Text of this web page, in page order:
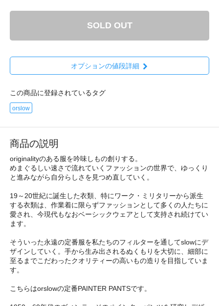
SOLD OUT
オプションの値段詳細
この商品に登録されているタグ
orslow
商品の説明
originalityのある服を吟味しもの創りする。
めまぐるしい速さで流れていくファッションの世界で、ゆっくり
と進みながら自分らしさを見つめ直していく。
19～20世紀に誕生した衣類、特にワーク・ミリタリーから派生
する衣類は、作業着に限らずファッションとして多くの人たちに
愛され、今現代もなおベーシックウェアとして支持され続けてい
ます。
そういった永遠の定番服を私たちのフィルターを通してslowにデ
ザインしていく。手から生み出されるぬくもりを大切に、細部に
至るまでこだわったクオリティーの高いもの造りを目指していま
す。
こちらはorslowの定番PAINTER PANTSです。